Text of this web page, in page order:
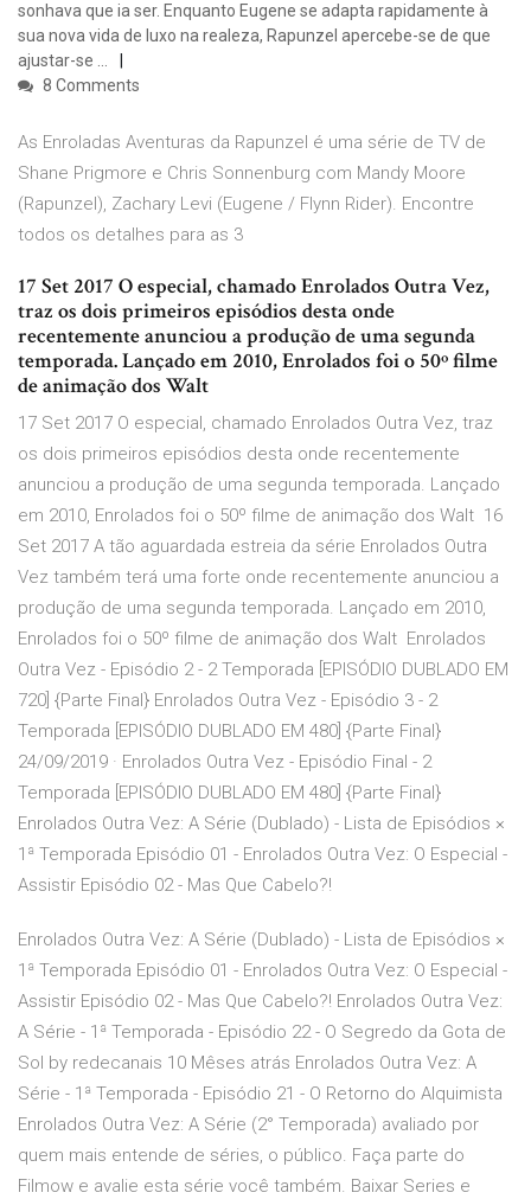
sonhava que ia ser. Enquanto Eugene se adapta rapidamente à
sua nova vida de luxo na realeza, Rapunzel apercebe-se de que
ajustar-se …
8 Comments
As Enroladas Aventuras da Rapunzel é uma série de TV de
Shane Prigmore e Chris Sonnenburg com Mandy Moore
(Rapunzel), Zachary Levi (Eugene / Flynn Rider). Encontre
todos os detalhes para as 3
17 Set 2017 O especial, chamado Enrolados Outra Vez,
traz os dois primeiros episódios desta onde
recentemente anunciou a produção de uma segunda
temporada. Lançado em 2010, Enrolados foi o 50º filme
de animação dos Walt
17 Set 2017 O especial, chamado Enrolados Outra Vez, traz
os dois primeiros episódios desta onde recentemente
anunciou a produção de uma segunda temporada. Lançado
em 2010, Enrolados foi o 50º filme de animação dos Walt 16
Set 2017 A tão aguardada estreia da série Enrolados Outra
Vez também terá uma forte onde recentemente anunciou a
produção de uma segunda temporada. Lançado em 2010,
Enrolados foi o 50º filme de animação dos Walt Enrolados
Outra Vez - Episódio 2 - 2 Temporada [EPISÓDIO DUBLADO EM
720] {Parte Final} Enrolados Outra Vez - Episódio 3 - 2
Temporada [EPISÓDIO DUBLADO EM 480] {Parte Final}
24/09/2019 · Enrolados Outra Vez - Episódio Final - 2
Temporada [EPISÓDIO DUBLADO EM 480] {Parte Final}
Enrolados Outra Vez: A Série (Dublado) - Lista de Episódios ×
1ª Temporada Episódio 01 - Enrolados Outra Vez: O Especial -
Assistir Episódio 02 - Mas Que Cabelo?!
Enrolados Outra Vez: A Série (Dublado) - Lista de Episódios ×
1ª Temporada Episódio 01 - Enrolados Outra Vez: O Especial -
Assistir Episódio 02 - Mas Que Cabelo?! Enrolados Outra Vez:
A Série - 1ª Temporada - Episódio 22 - O Segredo da Gota de
Sol by redecanais 10 Mêses atrás Enrolados Outra Vez: A
Série - 1ª Temporada - Episódio 21 - O Retorno do Alquimista
Enrolados Outra Vez: A Série (2° Temporada) avaliado por
quem mais entende de séries, o público. Faça parte do
Filmow e avalie esta série você também. Baixar Series e